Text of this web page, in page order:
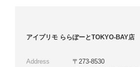
アイプリモ ららぽーとTOKYO-BAY店
Address
〒273-8530